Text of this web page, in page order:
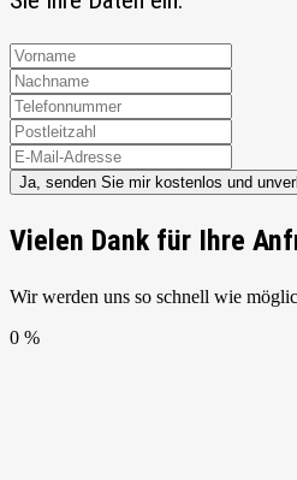
Ja, senden Sie mir kostenlos und
Vielen Dank für Ihre
Wir werden uns so schnell wie
0 %